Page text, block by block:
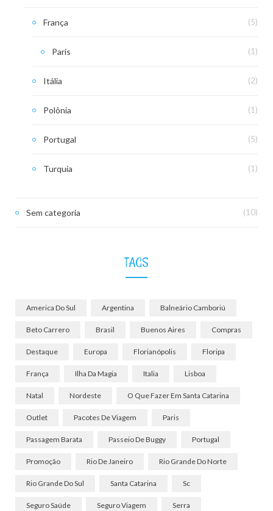
França (5)
Paris (1)
Itália (2)
Polônia (1)
Portugal (5)
Turquia (1)
Sem categoria (10)
TAGS
America Do Sul Argentina Balneário Camboriú
Beto Carrero Brasil Buenos Aires Compras
Destaque Europa Florianópolis Floripa
França Ilha Da Magia Italia Lisboa
Natal Nordeste O Que Fazer Em Santa Catarina
Outlet Pacotes De Viagem Paris
Passagem Barata Passeio De Buggy Portugal
Promoção Rio De Janeiro Rio Grande Do Norte
Rio Grande Do Sul Santa Catarina Sc
Seguro Saúde Seguro Viagem Serra